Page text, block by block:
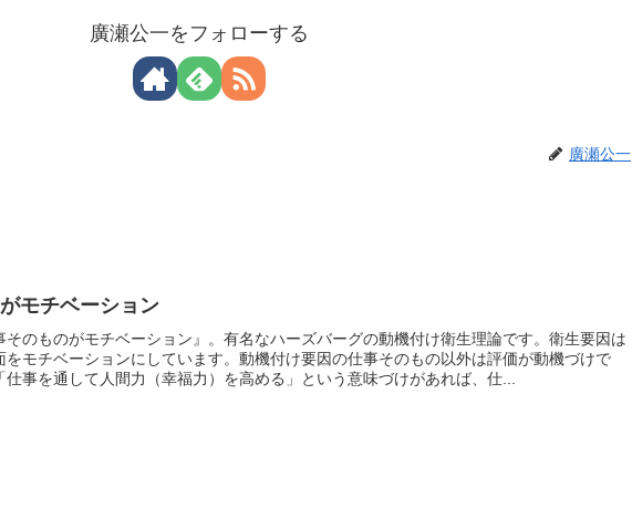
廣瀬公一をフォローする
廣瀬公一
モチベーション
そのものがモチベーション』。有名なハーズバーグの動機付け衛生理論です。衛生要因は
をモチベーションにしています。動機付け要因の仕事そのもの以外は評価が動機づけで
仕事を通して人間力（幸福力）を高める」という意味づけがあれば、仕...